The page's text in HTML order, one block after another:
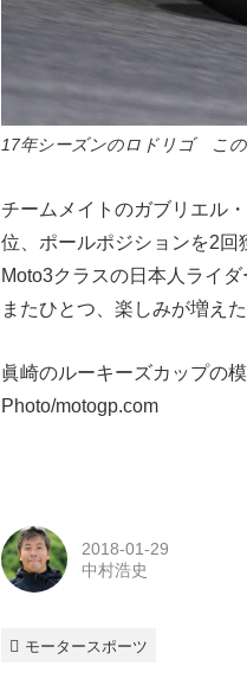
17年シーズンのロドリゴ こ
チームメイトのガブリエル
位、ポールポジションを2
Moto3クラスの日本人ライ
またひとつ、楽しみが増え
眞崎のルーキーズカップの
Photo/motogp.com
2018-01-29
中村浩史
モータースポーツ